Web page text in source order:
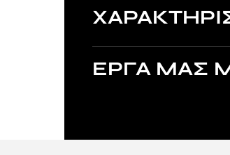
ΕΡΓΑ ΜΑΣ